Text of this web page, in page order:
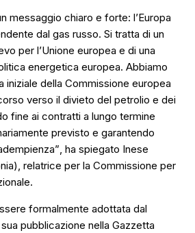
messaggio chiaro e forte: l’Europa
dal gas russo. Si tratta di un
per l’Unione europea e di una
energetica europea. Abbiamo
iniziale della Commissione europea
verso il divieto del petrolio e dei
fine ai contratti a lungo termine
previsto e garantendo
, ha spiegato Inese
relatrice per la Commissione per
formalmente adottata dal
pubblicazione nella Gazzetta